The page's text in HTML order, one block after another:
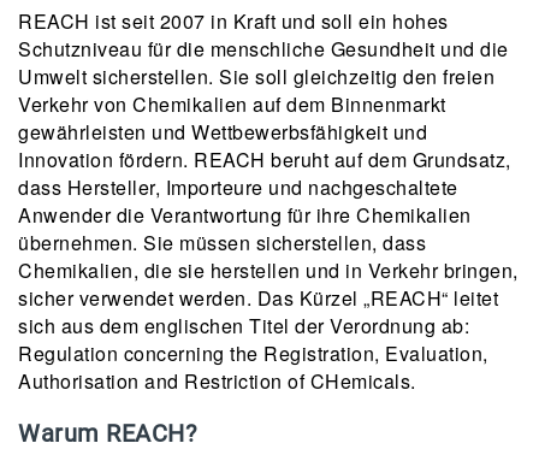
REACH ist seit 2007 in Kraft und soll ein hohes
Schutzniveau für die menschliche Gesundheit und die
Umwelt sicherstellen. Sie soll gleichzeitig den freien
Verkehr von Chemikalien auf dem Binnenmarkt
gewährleisten und Wettbewerbsfähigkeit und
Innovation fördern. REACH beruht auf dem Grundsatz,
dass Hersteller, Importeure und nachgeschaltete
Anwender die Verantwortung für ihre Chemikalien
übernehmen. Sie müssen sicherstellen, dass
Chemikalien, die sie herstellen und in Verkehr bringen,
sicher verwendet werden. Das Kürzel „REACH“ leitet
sich aus dem englischen Titel der Verordnung ab:
Regulation concerning the Registration, Evaluation,
Authorisation and Restriction of CHemicals.
Warum REACH?